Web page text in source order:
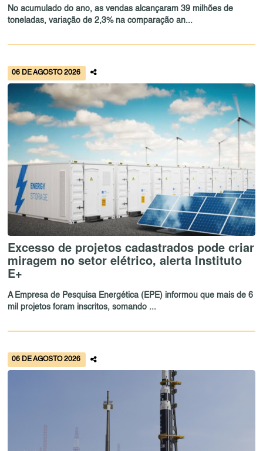
No acumulado do ano, as vendas alcançaram 39 milhões de
toneladas, variação de 2,3% na comparação an...
06 DE AGOSTO 2026
Excesso de projetos cadastrados pode criar
miragem no setor elétrico, alerta Instituto
E+
A Empresa de Pesquisa Energética (EPE) informou que mais de 6
mil projetos foram inscritos, somando ...
06 DE AGOSTO 2026